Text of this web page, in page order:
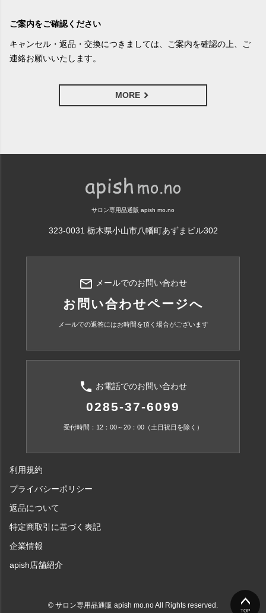
ご案内をご確認ください
キャンセル・返品・交換につきましては、ご案内を確認の上、ご
連絡お願いいたします。
MORE
サロン専用品通販 apish mo.no
323-0031 栃木県小山市八幡町あずまビル302
mail_outline メールでのお問い合わせ
お問い合わせページへ
メールでの返答にはお時間を頂く場合がございます
phone お電話でのお問い合わせ
0285-37-6099
受付時間：12：00～20：00（土日祝日を除く）
利用規約
プライバシーポリシー
返品について
特定商取引に基づく表記
企業情報
apish店舗紹介
© サロン専用品通販 apish mo.no All Rights reserved.
TOP